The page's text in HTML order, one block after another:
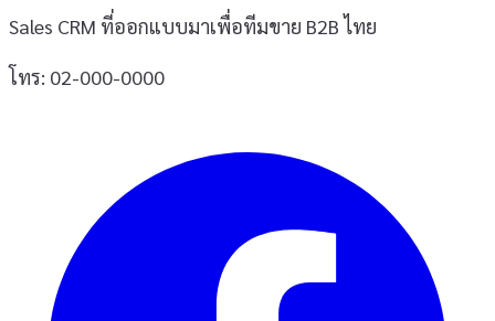
Sales CRM ที่ออกแบบมาเพื่อทีมขาย B2B ไทย
โทร: 02-000-0000